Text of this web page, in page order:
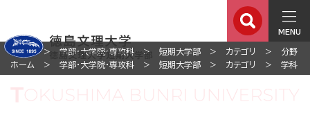
MENU
ホーム 学部・大学院・専攻科 短期大学部 カテゴリ
分野
ホーム
学部・大学院・専攻科 短期大学部 カテゴリ 学科